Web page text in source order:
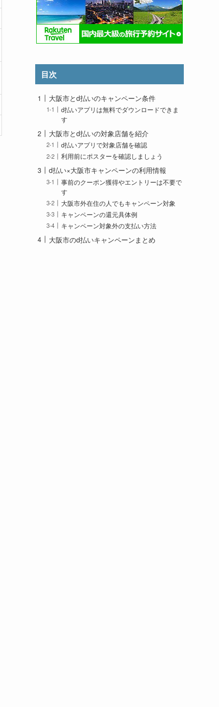
目次
大阪市とd払いのキャンペーン条件
d払いアプリは無料でダウンロードできま
す
大阪市とd払いの対象店舗を紹介
d払いアプリで対象店舗を確認
利用前にポスターを確認しましょう
d払い×大阪市キャンペーンの利用情報
事前のクーポン獲得やエントリーは不要で
す
大阪市外在住の人でもキャンペーン対象
キャンペーンの還元具体例
キャンペーン対象外の支払い方法
大阪市のd払いキャンペーンまとめ